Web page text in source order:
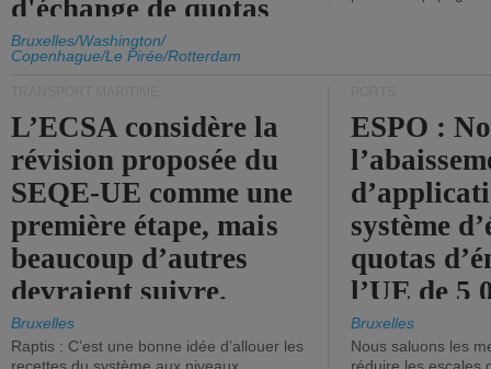
d'échange de quotas
d'émission de l'UE.
Bruxelles/Washington/
Copenhague/Le Pirée/Rotterdam
L’ECSA considère la
révision proposée du
SEQE-UE comme une
première étape, mais
beaucoup d’autres
devraient suivre.
Bruxelles
Raptis : C’est une bonne idée d’allouer les
ESPO :
système
quotas
l’UE de 5
tonneaux
brute.
Bruxelles
Nous saluons les